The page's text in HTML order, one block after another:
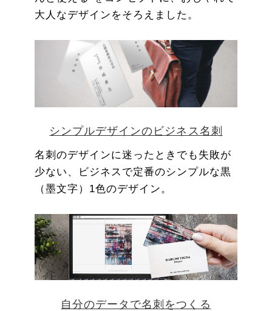
大人なデザインをそろえました。
シンプルデザインのビジネス名刺
名刺のデザインに迷ったときでも失敗が
少ない、ビジネスで定番のシンプルな黒
（墨文字）1色のデザイン。
自分のデータで名刺をつくる